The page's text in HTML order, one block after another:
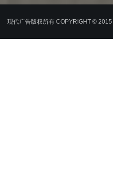
现代广告版权所有 COPYRIGHT © 2015